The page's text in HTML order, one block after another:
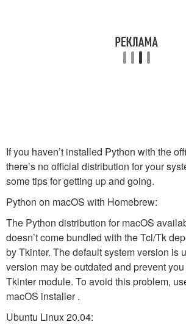
If you haven’t installed Python with the
there’s no official distribution for your
some tips for getting up and going.
Python on macOS with Homebrew:
The Python distribution for macOS
doesn’t come bundled with the Tcl/Tk
by Tkinter. The default system version is
version may be outdated and prevent
Tkinter module. To avoid this problem,
macOS installer .
Ubuntu Linux 20.04: